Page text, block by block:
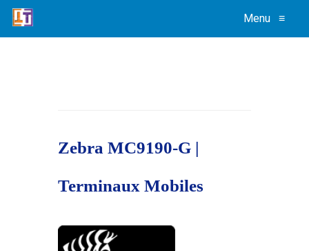
Menu ≡
Zebra MC9190-G |
Terminaux Mobiles